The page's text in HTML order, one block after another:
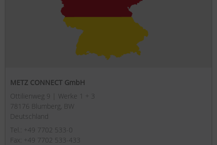
METZ CONNECT GmbH
Ottilienweg 9 | Werke 1 + 3
78176 Blumberg, BW
Deutschland
Tel.: +49 7702 533-0
Fax: +49 7702 533-433